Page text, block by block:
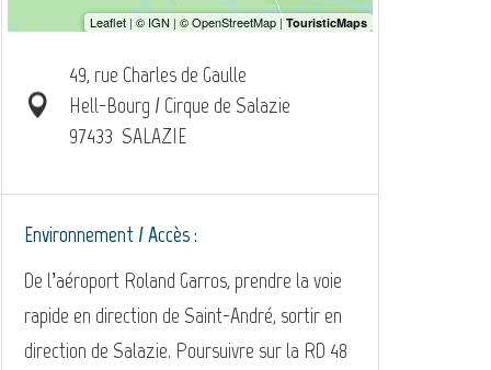
49, rue Charles de Gaulle
Hell-Bourg / Cirque de Salazie
97433 SALAZIE
Environnement / Accès :
De l’aéroport Roland Garros, prendre la voie
rapide en direction de Saint-André, sortir en
direction de Salazie. Poursuivre sur la RD 48